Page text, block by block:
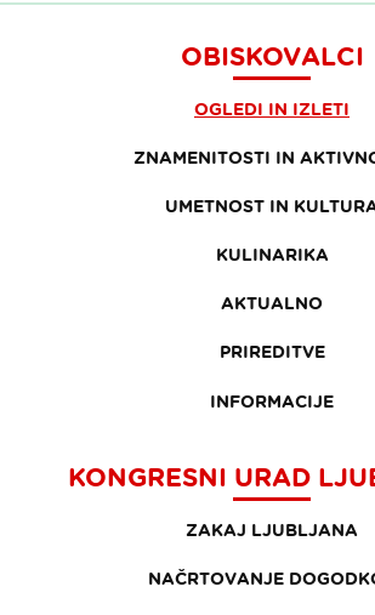
OBISKOVALCI
OGLEDI IN IZLETI
ZNAMENITOSTI IN
UMETNOST IN
KULINARIKA
AKTUALNO
PRIREDITVE
INFORMACIJE
KONGRESNI URAD
ZAKAJ LJUBLJANA
NAČRTOVANJE